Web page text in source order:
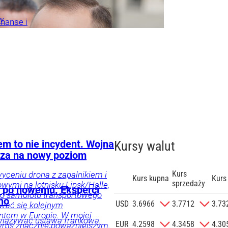
i
na
na podany
to nie incydent. Wojna
na nowy poziom
drona z zapalnikiem i
na lotnisku Lipsk/Halle,
samolotu transportowego
się kolejnym
w Europie. W mojej
znacznie poważniejszym.
nowemu. Eksperci
ustawa frankowa.
Kursy walut
Kurs kupna Kurs
sprzedaży
USD 3.6966 3.7712
EUR 4.2598 4.3458